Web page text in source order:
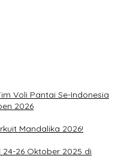
Voli Pantai Se-Indonesia
2026
Mandalika 2026!
26 Oktober 2025 di